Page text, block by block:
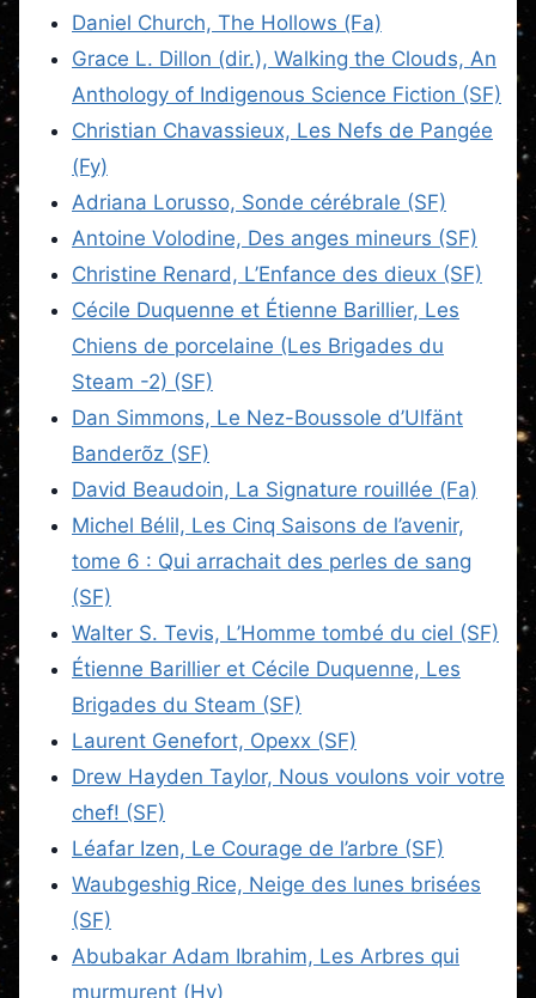
Daniel Church, The Hollows (Fa)
Grace L. Dillon (dir.), Walking the Clouds, An
Anthology of Indigenous Science Fiction (SF)
Christian Chavassieux, Les Nefs de Pangée
(Fy)
Adriana Lorusso, Sonde cérébrale (SF)
Antoine Volodine, Des anges mineurs (SF)
Christine Renard, L’Enfance des dieux (SF)
Cécile Duquenne et Étienne Barillier, Les
Chiens de porcelaine (Les Brigades du
Steam -2) (SF)
Dan Simmons, Le Nez-Boussole d’Ulfänt
Banderõz (SF)
David Beaudoin, La Signature rouillée (Fa)
Michel Bélil, Les Cinq Saisons de l’avenir,
tome 6 : Qui arrachait des perles de sang
(SF)
Walter S. Tevis, L’Homme tombé du ciel (SF)
Étienne Barillier et Cécile Duquenne, Les
Brigades du Steam (SF)
Laurent Genefort, Opexx (SF)
Drew Hayden Taylor, Nous voulons voir votre
chef! (SF)
Léafar Izen, Le Courage de l’arbre (SF)
Waubgeshig Rice, Neige des lunes brisées
(SF)
Abubakar Adam Ibrahim, Les Arbres qui
murmurent (Hy)